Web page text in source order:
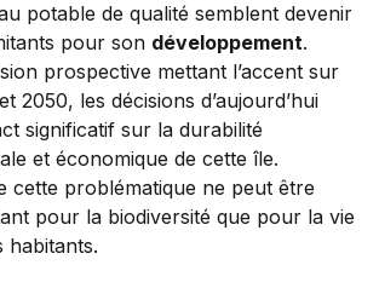
potable de qualité semblent devenir
pour son développement.
prospective mettant l’accent sur
2050, les décisions d’aujourd’hui
significatif sur la durabilité
et économique de cette île.
cette problématique ne peut être
pour la biodiversité que pour la vie
habitants.